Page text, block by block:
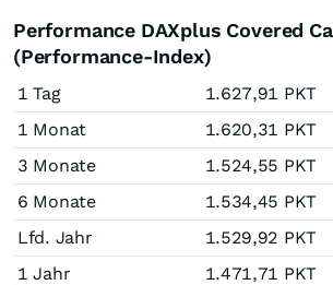
Performance DAXplus Covered
(Performance-Index)
1 Tag 1.627,91 PKT
1 Monat
1.620,31 PKT
3 Monate
1.524,55 PKT
6 Monate
1.534,45 PKT
Lfd. Jahr
1.529,92 PKT
1 Jahr
1.471,71 PKT